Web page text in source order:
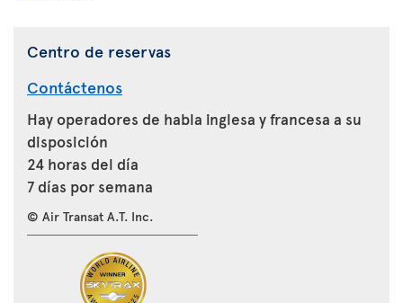
Centro de reservas
Contáctenos
Hay operadores de habla inglesa y francesa a su
disposición
24 horas del día
7 días por semana
© Air Transat A.T. Inc.